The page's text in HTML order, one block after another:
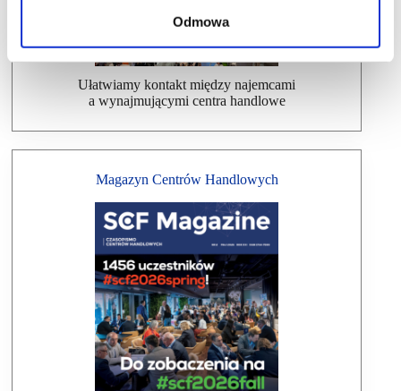
Odmowa
Ułatwiamy kontakt między najemcami
a wynajmującymi centra handlowe
Magazyn Centrów Handlowych